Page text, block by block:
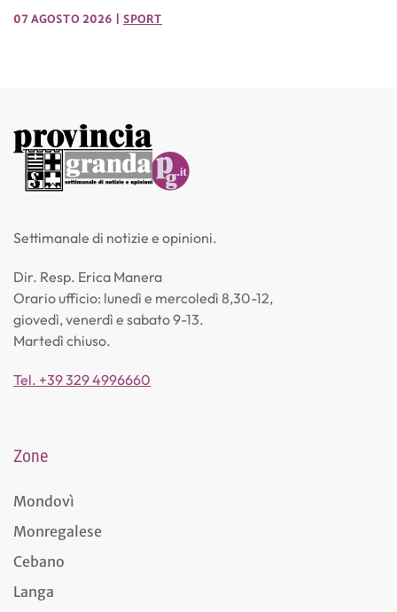
07 AGOSTO 2026 SPORT
Settimanale di notizie e opinioni.
Dir. Resp. Erica Manera
Orario ufficio: lunedì e mercoledì 8,30-12,
giovedì, venerdì e sabato 9-13.
Martedì chiuso.
Tel. +39 329 4996660
Zone
Mondovì
Monregalese
Cebano
Langa